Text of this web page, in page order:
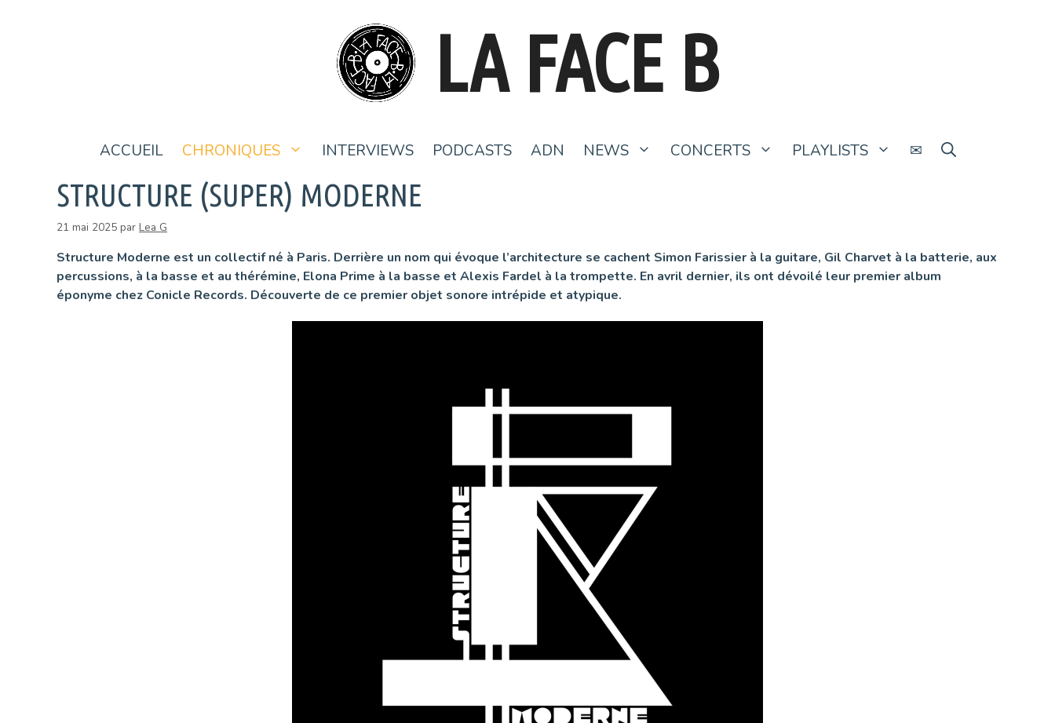
LA FACE B
ACCUEIL CHRONIQUES INTERVIEWS PODCASTS ADN NEWS CONCERTS PLAYLISTS ✉
STRUCTURE (SUPER) MODERNE
21 mai 2025 par Lea G
Structure Moderne est un collectif né à Paris. Derrière un nom qui évoque l’architecture se cachent Simon Farissier à la guitare, Gil Charvet à la batterie, aux
percussions, à la basse et au thérémine, Elona Prime à la basse et Alexis Fardel à la trompette. En avril dernier, ils ont dévoilé leur premier album
éponyme chez Conicle Records. Découverte de ce premier objet sonore intrépide et atypique.